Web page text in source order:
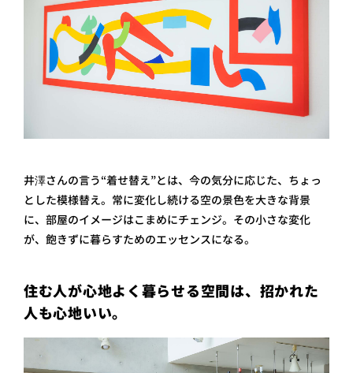
井澤さんの言う“着せ替え”とは、今の気分に応じた、ちょっ
とした模様替え。常に変化し続ける空の景色を大きな背景
に、部屋のイメージはこまめにチェンジ。その小さな変化
が、飽きずに暮らすためのエッセンスになる。
住む人が心地よく暮らせる空間は、招かれた
人も心地いい。